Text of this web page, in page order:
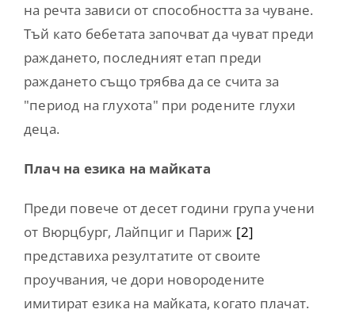
на речта зависи от способността за чуване.
Тъй като бебетата започват да чуват преди
раждането, последният етап преди
раждането също трябва да се счита за
"период на глухота" при родените глухи
деца.
Плач на езика на майката
Преди повече от десет години група учени
от Вюрцбург, Лайпциг и Париж [2]
представиха резултатите от своите
проучвания, че дори новородените
имитират езика на майката, когато плачат.